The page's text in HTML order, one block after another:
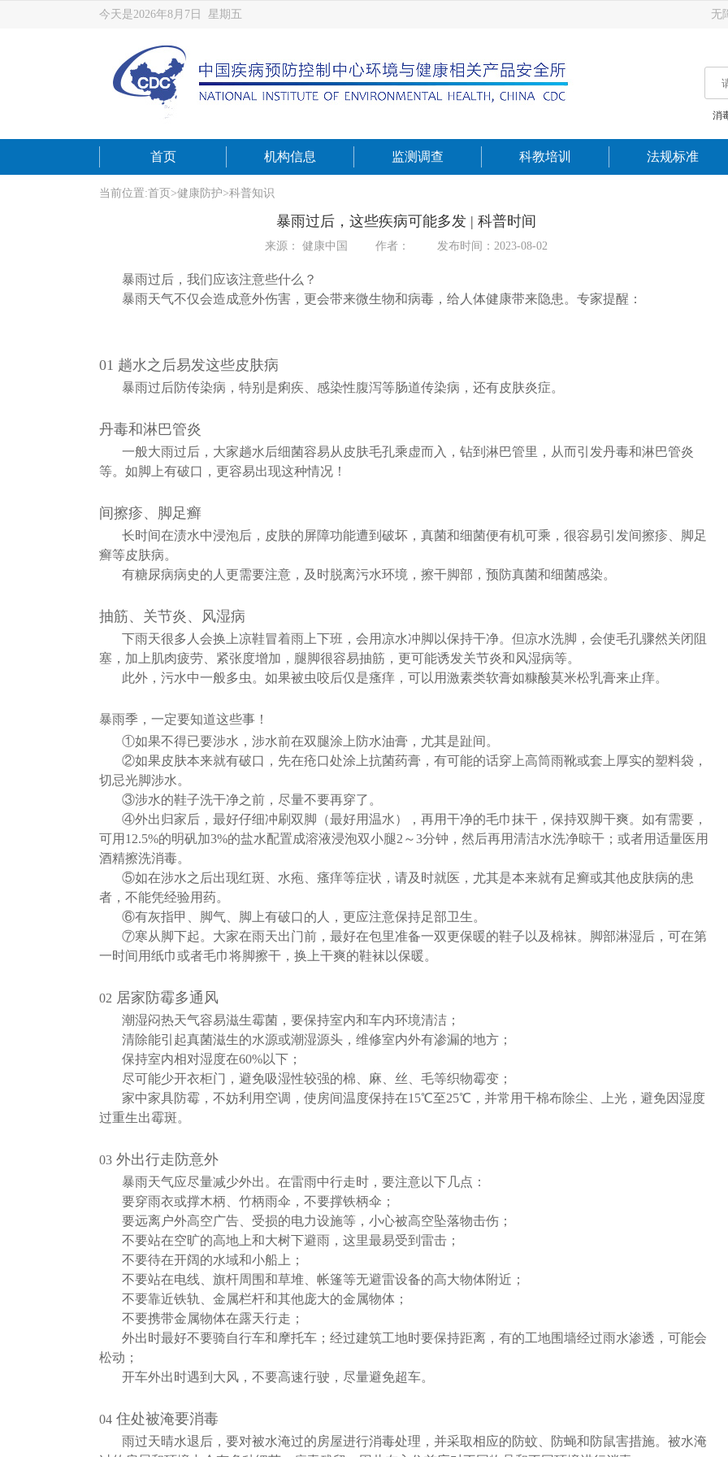
今天是2026年8月7日 星期五 无
消
首页 机构信息 监测调查 科教培训 法规标准
当前位置:首页 >健康防护>科普知识
暴雨过后，这些疾病可能多发 | 科普时间
来源： 健康中国 作者： 发布时间：2023-08-02
暴雨过后，我们应该注意些什么？
暴雨天气不仅会造成意外伤害，更会带来微生物和病毒，给人体健康带来隐患。专家提醒：
01 趟水之后易发这些皮肤病
暴雨过后防传染病，特别是痢疾、感染性腹泻等肠道传染病，还有皮肤炎症。
丹毒和淋巴管炎
一般大雨过后，大家趟水后细菌容易从皮肤毛孔乘虚而入，钻到淋巴管里，从而引发丹毒和淋巴管炎
等。如脚上有破口，更容易出现这种情况！
间擦疹、脚足癣
长时间在渍水中浸泡后，皮肤的屏障功能遭到破坏，真菌和细菌便有机可乘，很容易引发间擦疹、脚足
癣等皮肤病。
有糖尿病病史的人更需要注意，及时脱离污水环境，擦干脚部，预防真菌和细菌感染。
抽筋、关节炎、风湿病
下雨天很多人会换上凉鞋冒着雨上下班，会用凉水冲脚以保持干净。但凉水洗脚，会使毛孔骤然关闭阻
塞，加上肌肉疲劳、紧张度增加，腿脚很容易抽筋，更可能诱发关节炎和风湿病等。
此外，污水中一般多虫。如果被虫咬后仅是瘙痒，可以用激素类软膏如糠酸莫米松乳膏来止痒。
暴雨季，一定要知道这些事！
①如果不得已要涉水，涉水前在双腿涂上防水油膏，尤其是趾间。
②如果皮肤本来就有破口，先在疮口处涂上抗菌药膏，有可能的话穿上高筒雨靴或套上厚实的塑料袋，
切忌光脚涉水。
③涉水的鞋子洗干净之前，尽量不要再穿了。
④外出归家后，最好仔细冲刷双脚（最好用温水），再用干净的毛巾抹干，保持双脚干爽。如有需要，
可用12.5%的明矾加3%的盐水配置成溶液浸泡双小腿2～3分钟，然后再用清洁水洗净晾干；或者用适量医用
酒精擦洗消毒。
⑤如在涉水之后出现红斑、水疱、瘙痒等症状，请及时就医，尤其是本来就有足癣或其他皮肤病的患
者，不能凭经验用药。
⑥有灰指甲、脚气、脚上有破口的人，更应注意保持足部卫生。
⑦寒从脚下起。大家在雨天出门前，最好在包里准备一双更保暖的鞋子以及棉袜。脚部淋湿后，可在第
一时间用纸巾或者毛巾将脚擦干，换上干爽的鞋袜以保暖。
02 居家防霉多通风
潮湿闷热天气容易滋生霉菌，要保持室内和车内环境清洁；
清除能引起真菌滋生的水源或潮湿源头，维修室内外有渗漏的地方；
保持室内相对湿度在60%以下；
尽可能少开衣柜门，避免吸湿性较强的棉、麻、丝、毛等织物霉变；
家中家具防霉，不妨利用空调，使房间温度保持在15℃至25℃，并常用干棉布除尘、上光，避免因湿度
过重生出霉斑。
03 外出行走防意外
暴雨天气应尽量减少外出。在雷雨中行走时，要注意以下几点：
要穿雨衣或撑木柄、竹柄雨伞，不要撑铁柄伞；
要远离户外高空广告、受损的电力设施等，小心被高空坠落物击伤；
不要站在空旷的高地上和大树下避雨，这里最易受到雷击；
不要待在开阔的水域和小船上；
不要站在电线、旗杆周围和草堆、帐篷等无避雷设备的高大物体附近；
不要靠近铁轨、金属栏杆和其他庞大的金属物体；
不要携带金属物体在露天行走；
外出时最好不要骑自行车和摩托车；经过建筑工地时要保持距离，有的工地围墙经过雨水渗透，可能会
松动；
开车外出时遇到大风，不要高速行驶，尽量避免超车。
04 住处被淹要消毒
雨过天晴水退后，要对被水淹过的房屋进行消毒处理，并采取相应的防蚊、防蝇和防鼠害措施。被水淹